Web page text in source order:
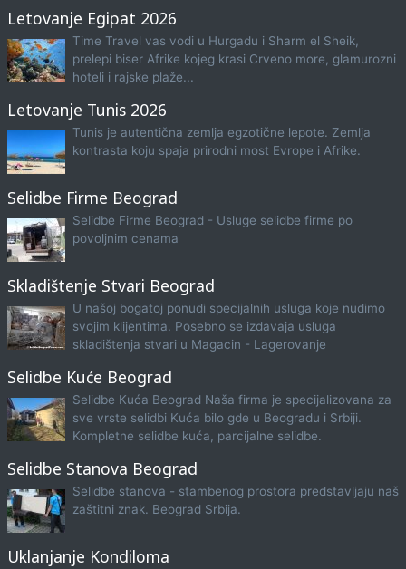
Letovanje Egipat 2026
Time Travel vas vodi u Hurgadu i Sharm el Sheik,
prelepi biser Afrike kojeg krasi Crveno more, glamurozni
hoteli i rajske plaže...
Letovanje Tunis 2026
Tunis je autentična zemlja egzotične lepote. Zemlja
kontrasta koju spaja prirodni most Evrope i Afrike.
Selidbe Firme Beograd
Selidbe Firme Beograd - Usluge selidbe firme po
povoljnim cenama
Skladištenje Stvari Beograd
U našoj bogatoj ponudi specijalnih usluga koje nudimo
svojim klijentima. Posebno se izdavaja usluga
skladištenja stvari u Magacin - Lagerovanje
Selidbe Kuće Beograd
Selidbe Kuća Beograd Naša firma je specijalizovana za
sve vrste selidbi Kuća bilo gde u Beogradu i Srbiji.
Kompletne selidbe kuća, parcijalne selidbe.
Selidbe Stanova Beograd
Selidbe stanova - stambenog prostora predstavljaju naš
zaštitni znak. Beograd Srbija.
Uklanjanje Kondiloma